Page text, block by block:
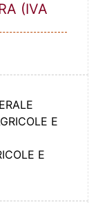
(IVA
E
E